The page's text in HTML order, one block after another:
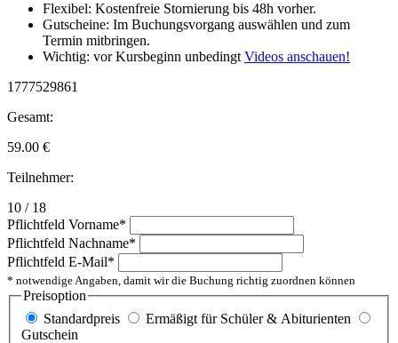
Flexibel: Kostenfreie Stornierung bis 48h vorher.
Gutscheine: Im Buchungsvorgang auswählen und zum
Termin mitbringen.
Wichtig: vor Kursbeginn unbedingt Videos anschauen!
1777529861
Gesamt:
59.00 €
Teilnehmer:
10 / 18
Pflichtfeld Vorname*
Pflichtfeld Nachname*
Pflichtfeld E-Mail*
* notwendige Angaben, damit wir die Buchung richtig zuordnen können
Preisoption
Standardpreis
Ermäßigt für Schüler & Abiturienten
Gutschein